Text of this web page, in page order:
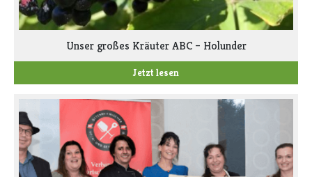
Unser großes Kräuter ABC – Holunder
Jetzt lesen